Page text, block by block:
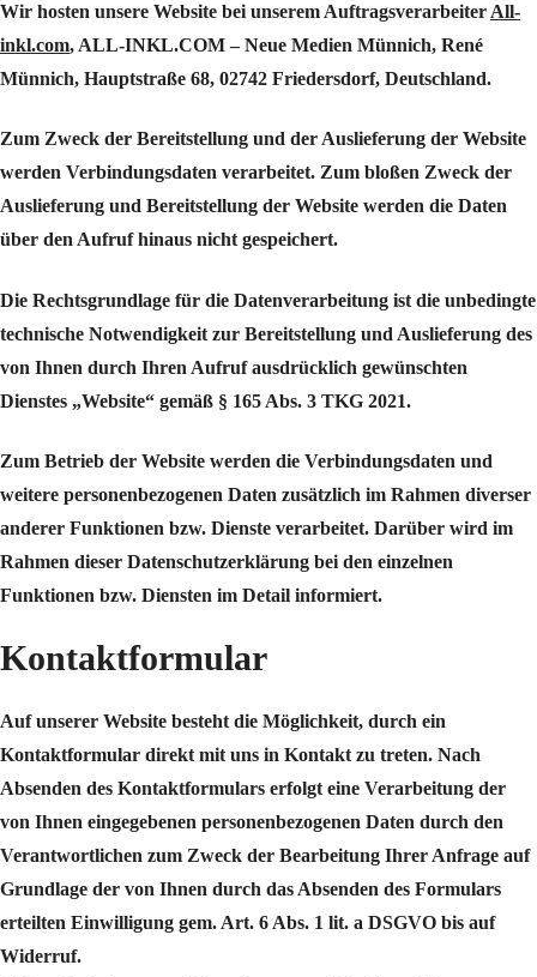
Wir hosten unsere Website bei unserem Auftragsverarbeiter All-
inkl.com, ALL-INKL.COM – Neue Medien Münnich, René
Münnich, Hauptstraße 68, 02742 Friedersdorf, Deutschland.
Zum Zweck der Bereitstellung und der Auslieferung der Website
werden Verbindungsdaten verarbeitet. Zum bloßen Zweck der
Auslieferung und Bereitstellung der Website werden die Daten
über den Aufruf hinaus nicht gespeichert.
Die Rechtsgrundlage für die Datenverarbeitung ist die unbedingte
technische Notwendigkeit zur Bereitstellung und Auslieferung des
von Ihnen durch Ihren Aufruf ausdrücklich gewünschten
Dienstes „Website“ gemäß § 165 Abs. 3 TKG 2021.
Zum Betrieb der Website werden die Verbindungsdaten und
weitere personenbezogenen Daten zusätzlich im Rahmen diverser
anderer Funktionen bzw. Dienste verarbeitet. Darüber wird im
Rahmen dieser Datenschutzerklärung bei den einzelnen
Funktionen bzw. Diensten im Detail informiert.
Kontaktformular
Auf unserer Website besteht die Möglichkeit, durch ein
Kontaktformular direkt mit uns in Kontakt zu treten. Nach
Absenden des Kontaktformulars erfolgt eine Verarbeitung der
von Ihnen eingegebenen personenbezogenen Daten durch den
Verantwortlichen zum Zweck der Bearbeitung Ihrer Anfrage auf
Grundlage der von Ihnen durch das Absenden des Formulars
erteilten Einwilligung gem. Art. 6 Abs. 1 lit. a DSGVO bis auf
Widerruf.